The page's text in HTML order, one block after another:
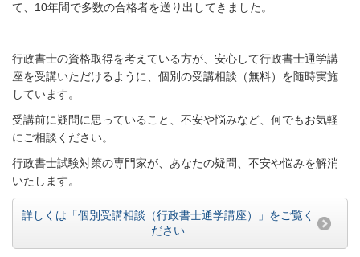
て、10年間で多数の合格者を送り出してきました。
行政書士の資格取得を考えている方が、安心して行政書士通学講
座を受講いただけるように、個別の受講相談（無料）を随時実施
しています。
受講前に疑問に思っていること、不安や悩みなど、何でもお気軽
にご相談ください。
行政書士試験対策の専門家が、あなたの疑問、不安や悩みを解消
いたします。
詳しくは「個別受講相談（行政書士通学講座）」をご覧く
ださい